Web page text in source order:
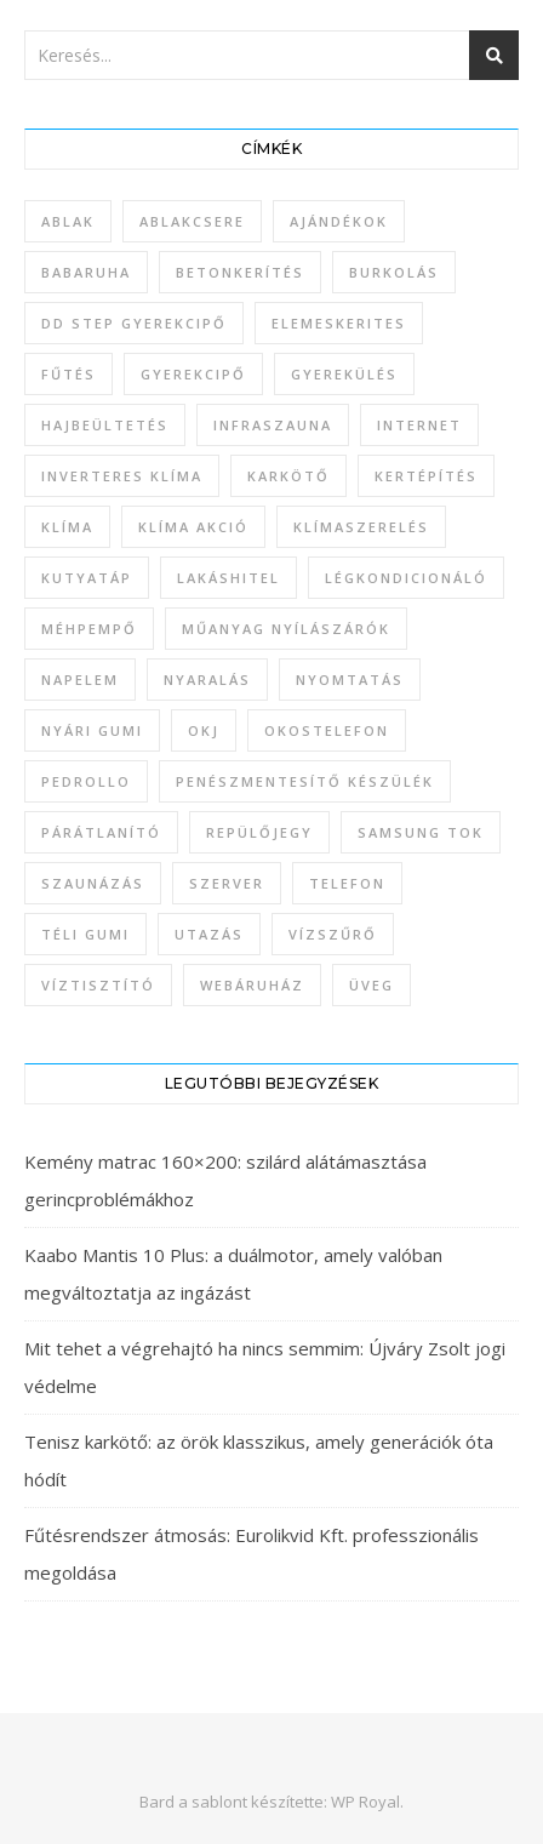
CÍMKÉK
ABLAK ABLAKCSERE AJÁNDÉKOK
BABARUHA BETONKERÍTÉS BURKOLÁS
DD STEP GYEREKCIPŐ ELEMESKERITES
FŰTÉS GYEREKCIPŐ GYEREKÜLÉS
HAJBEÜLTETÉS INFRASZAUNA INTERNET
INVERTERES KLÍMA KARKÖTŐ KERTÉPÍTÉS
KLÍMA KLÍMA AKCIÓ KLÍMASZERELÉS
KUTYATÁP LAKÁSHITEL LÉGKONDICIONÁLÓ
MÉHPEMPŐ MŰANYAG NYÍLÁSZÁRÓK
NAPELEM NYARALÁS NYOMTATÁS
NYÁRI GUMI OKJ OKOSTELEFON
PEDROLLO PENÉSZMENTESÍTŐ KÉSZÜLÉK
PÁRÁTLANÍTÓ REPÜLŐJEGY SAMSUNG TOK
SZAUNÁZÁS SZERVER TELEFON
TÉLI GUMI UTAZÁS VÍZSZŰRŐ
VÍZTISZTÍTÓ WEBÁRUHÁZ ÜVEG
LEGUTÓBBI BEJEGYZÉSEK
Kemény matrac 160×200: szilárd alátámasztása
gerincproblémákhoz
Kaabo Mantis 10 Plus: a duálmotor, amely valóban
megváltoztatja az ingázást
Mit tehet a végrehajtó ha nincs semmim: Újváry Zsolt jogi
védelme
Tenisz karkötő: az örök klasszikus, amely generációk óta
hódít
Fűtésrendszer átmosás: Eurolikvid Kft. professzionális
megoldása
Bard a sablont készítette: WP Royal.